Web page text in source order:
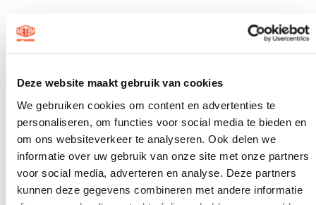
Deze website maakt gebruik van cookies
We gebruiken cookies om content en advertenties te
personaliseren, om functies voor social media te bieden en
om ons websiteverkeer te analyseren. Ook delen we
informatie over uw gebruik van onze site met onze partners
voor social media, adverteren en analyse. Deze partners
kunnen deze gegevens combineren met andere informatie